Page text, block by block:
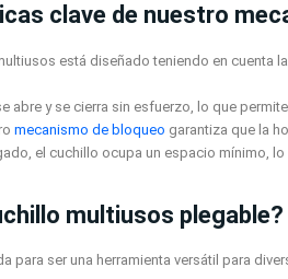
clave de nuestro
está diseñado teniendo en cuenta
abre y se cierra sin esfuerzo, lo que
mecanismo de bloqueo garantiza que la
el cuchillo ocupa un espacio mínimo,
multiusos plegable?
para ser una herramienta versátil para